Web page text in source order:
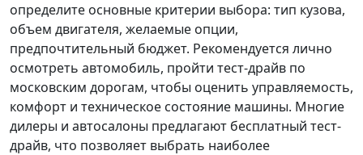
определите основные критерии выбора: тип кузова,
объем двигателя, желаемые опции,
предпочтительный бюджет. Рекомендуется лично
осмотреть автомобиль, пройти тест-драйв по
московским дорогам, чтобы оценить управляемость,
комфорт и техническое состояние машины. Многие
дилеры и автосалоны предлагают бесплатный тест-
драйв, что позволяет выбрать наиболее